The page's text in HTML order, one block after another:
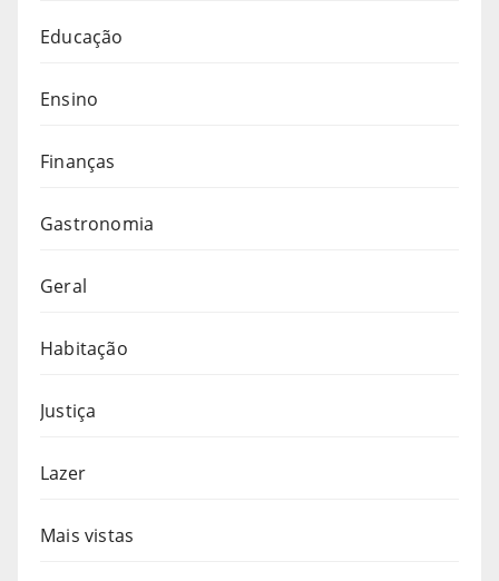
Educação
Ensino
Finanças
Gastronomia
Geral
Habitação
Justiça
Lazer
Mais vistas